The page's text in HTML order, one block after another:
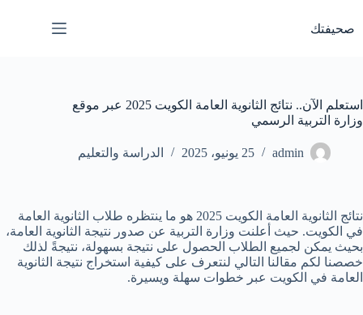
المحتوى
صحيفتك
استعلم الآن.. نتائج الثانوية العامة الكويت 2025 عبر موقع
وزارة التربية الرسمي
admin 25 يونيو، 2025 الدراسة والتعليم
نتائج الثانوية العامة الكويت 2025 هو ما ينتظره طلاب الثانوية العامة
في الكويت. حيث أعلنت وزارة التربية عن صدور نتيجة الثانوية العامة،
بحيث يمكن لجميع الطلاب الحصول على نتيجة بسهولة، نتيجةً لذلك
خصصنا لكم مقالنا التالي لنتعرف على كيفية استخراج نتيجة الثانوية
العامة في الكويت عبر خطوات سهلة ويسيرة.